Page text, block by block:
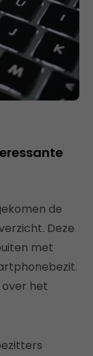
de
Deze
met
het